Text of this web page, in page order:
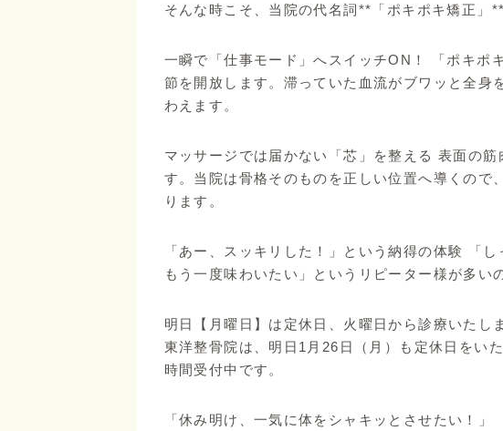
そんな時こそ、当院の代名詞**「ポキポキ矯正」
一瞬で「仕事モード」へスイッチON！ 「ポキポ
節を開放します。滞っていた血流がブワッと全
わえます。
マッサージでは届かない「芯」を整える 表面の
す。当院は骨格そのものを正しい位置へ導くので
ります。
「あー、スッキリした！」という納得の体験 「
もう一度味わいたい」というリピーター様が多い
明日【月曜日】は定休日、火曜日から診療いたし
東洋整骨院は、明日1月26日（月）も定休日をい
時間受付中です。
「休み明け、一気に体をシャキッとさせたい！